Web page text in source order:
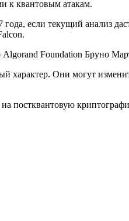
к квантовым атакам.
если текущий анализ
Algorand Foundation Бруно
Они могут
постквантовую